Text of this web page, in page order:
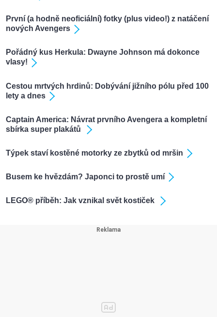
První (a hodně neoficiální) fotky (plus video!) z natáčení
nových Avengers
Pořádný kus Herkula: Dwayne Johnson má dokonce
vlasy!
Cestou mrtvých hrdinů: Dobývání jižního pólu před 100
lety a dnes
Captain America: Návrat prvního Avengera a kompletní
sbírka super plakátů
Týpek staví kostěné motorky ze zbytků od mršin
Busem ke hvězdám? Japonci to prostě umí
LEGO® příběh: Jak vznikal svět kostiček